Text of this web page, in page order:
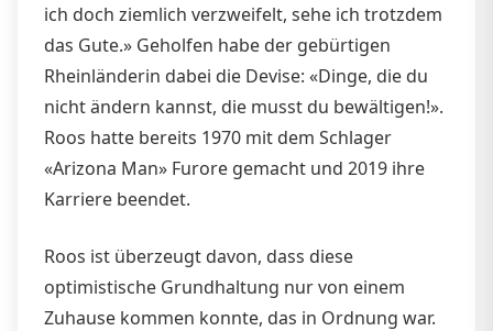
ich doch ziemlich verzweifelt, sehe ich trotzdem
das Gute.» Geholfen habe der gebürtigen
Rheinländerin dabei die Devise: «Dinge, die du
nicht ändern kannst, die musst du bewältigen!».
Roos hatte bereits 1970 mit dem Schlager
«Arizona Man» Furore gemacht und 2019 ihre
Karriere beendet.
Roos ist überzeugt davon, dass diese
optimistische Grundhaltung nur von einem
Zuhause kommen konnte, das in Ordnung war.